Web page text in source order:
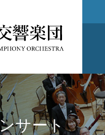
サート